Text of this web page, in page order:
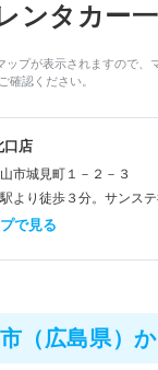
ンタカー
ップが表示されますので、
確認ください。
口店
市城見町１－２－３
駅より徒歩３分。サンス
で見る
（広島県）
特集
アプリの使い方